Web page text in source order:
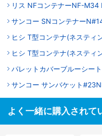
リス NFコンテナーNF-M34
サンコー SNコンテナー
ヒシ T型コンテナ(ネスティ
ヒシ T型コンテナ(ネスティ
パレットカバーブルーシート
サンコー サンバケット
よく一緒に購入されて